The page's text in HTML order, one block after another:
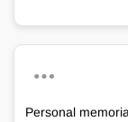
Personal